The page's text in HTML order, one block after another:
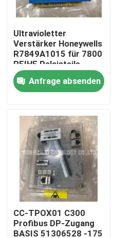
Kontakte
Produkte
Plc-Steuereinheit
Prüfer Honeywells HC900
Modul Honeywells FSC
Honeywell verkabeln
Honeywell-Batterie-Satz
Ultravioletter
Verstärker Honeywells
R7849A1015 für 7800
REIHE Relaisteile
Anfrage absenden
CC-TPOX01 C300
Profibus DP-Zugang
BASIS 51306528 -175